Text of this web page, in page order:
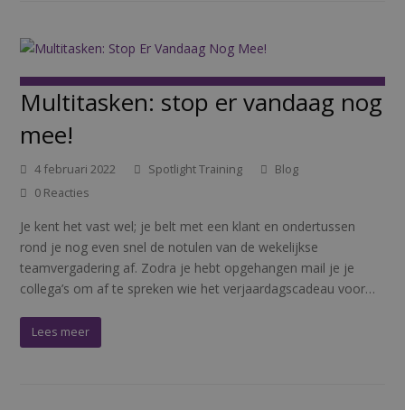
Multitasken: stop er vandaag nog
mee!
4 februari 2022 Spotlight Training
Blog
0 Reacties
Je kent het vast wel; je belt met een klant en ondertussen
rond je nog even snel de notulen van de wekelijkse
teamvergadering af. Zodra je hebt opgehangen mail je je
collega’s om af te spreken wie het verjaardagscadeau voor…
Lees meer